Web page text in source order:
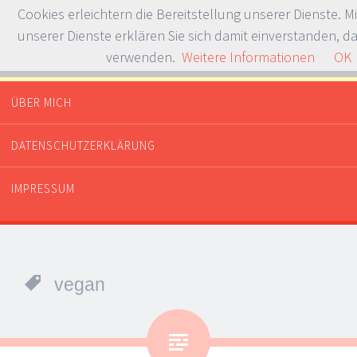
Whataboutdessert.com
SPRINGE ZUM INHALT
ÜBER MICH
DATENSCHUTZERKLÄRUNG
IMPRESSUM
vegan
Cookies erleichtern die Bereitstellung unserer Dienste.
unserer Dienste erklären Sie sich damit einverstanden,
verwenden. Weitere Informationen OK